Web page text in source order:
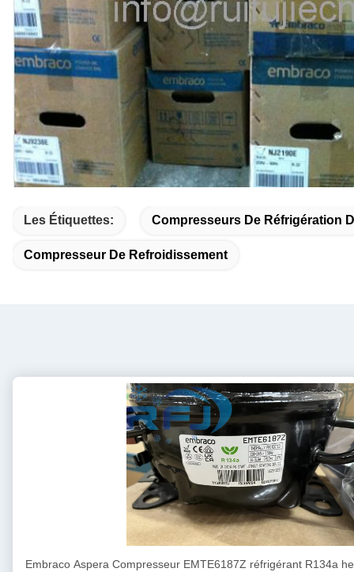
Les Étiquettes: Compresseurs De Réfrigération
Compresseur De Refroidissement
Embraco Aspera Compresseur EMTE6187Z réfrigérant R134a